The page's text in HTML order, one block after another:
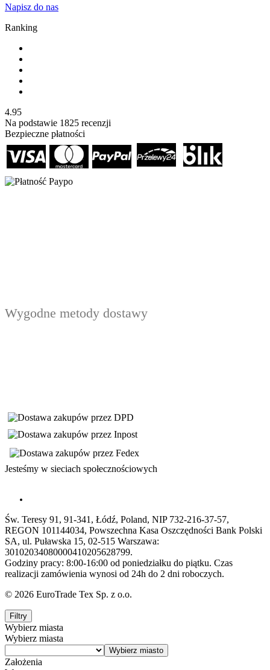
Napisz do nas
Ranking
4.95
Na podstawie 1825 recenzji
Bezpieczne płatności
Wygodne metody dostawy
Jesteśmy w sieciach społecznościowych
Św. Teresy 91, 91-341, Łódź, Poland, NIP 732-216-37-57,
REGON 101144034, Powszechna Kasa Oszczędności Bank Polski
SA, ul. Puławska 15, 02-515 Warszawa:
30102034080000410205628799.
Godziny pracy: 8:00-16:00 od poniedziałku do piątku. Czas
realizacji zamówienia wynosi od 24h do 2 dni roboczych.
© 2026 EuroTrade Tex Sp. z o.o.
Filtry
Wybierz miasta
Wybierz miasta
Założenia